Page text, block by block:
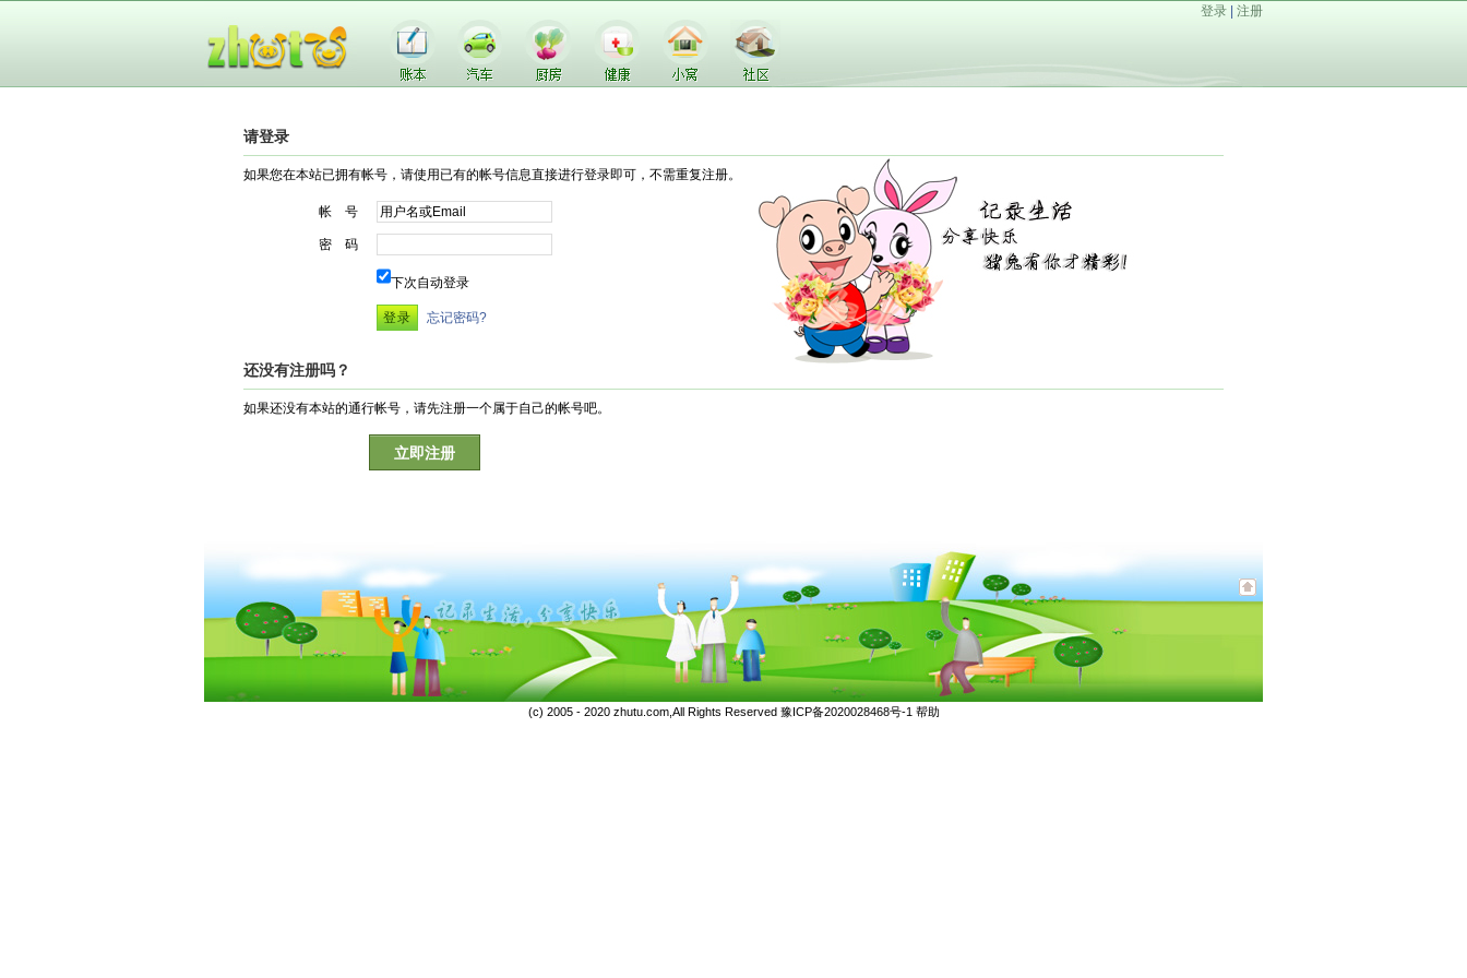
登录 注册
请登录
如果您在本站已拥有帐号，请使用已有的帐号信息直接进行登录即可，不需重复注册。
帐 号
密 码
下次自动登录
忘记密码?
还没有注册吗？
如果还没有本站的通行帐号，请先注册一个属于自己的帐号吧。
立即注册
(c) 2005 - 2020 zhutu.com,All Rights Reserved 豫ICP备2020028468号-1 帮助